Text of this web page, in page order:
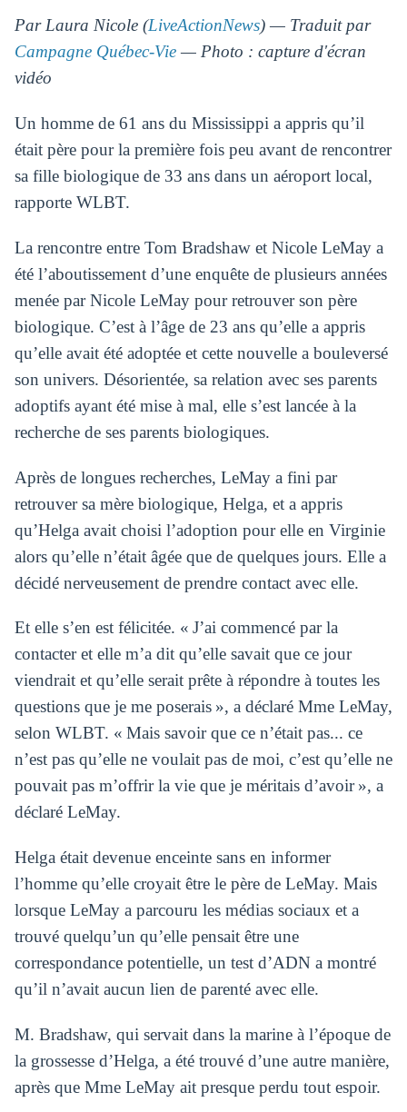
Par Laura Nicole (LiveActionNews) — Traduit par
Campagne Québec-Vie— Photo : capture d'écran
vidéo
Un homme de 61 ans du Mississippi a appris qu’il
était père pour la première fois peu avant de rencontrer
sa fille biologique de 33 ans dans un aéroport local,
rapporte WLBT.
La rencontre entre Tom Bradshaw et Nicole LeMay a
été l’aboutissement d’une enquête de plusieurs années
menée par Nicole LeMay pour retrouver son père
biologique. C’est à l’âge de 23 ans qu’elle a appris
qu’elle avait été adoptée et cette nouvelle a bouleversé
son univers. Désorientée, sa relation avec ses parents
adoptifs ayant été mise à mal, elle s’est lancée à la
recherche de ses parents biologiques.
Après de longues recherches, LeMay a fini par
retrouver sa mère biologique, Helga, et a appris
qu’Helga avait choisi l’adoption pour elle en Virginie
alors qu’elle n’était âgée que de quelques jours. Elle a
décidé nerveusement de prendre contact avec elle.
Et elle s’en est félicitée. « J’ai commencé par la
contacter et elle m’a dit qu’elle savait que ce jour
viendrait et qu’elle serait prête à répondre à toutes les
questions que je me poserais », a déclaré Mme LeMay,
selon WLBT. « Mais savoir que ce n’était pas... ce
n’est pas qu’elle ne voulait pas de moi, c’est qu’elle ne
pouvait pas m’offrir la vie que je méritais d’avoir », a
déclaré LeMay.
Helga était devenue enceinte sans en informer
l’homme qu’elle croyait être le père de LeMay. Mais
lorsque LeMay a parcouru les médias sociaux et a
trouvé quelqu’un qu’elle pensait être une
correspondance potentielle, un test d’ADN a montré
qu’il n’avait aucun lien de parenté avec elle.
M. Bradshaw, qui servait dans la marine à l’époque de
la grossesse d’Helga, a été trouvé d’une autre manière,
après que Mme LeMay ait presque perdu tout espoir.